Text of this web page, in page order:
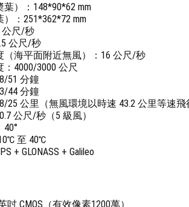
）：148*90*62 mm
：251*362*72 mm
公尺/秒
公尺/秒
（海平面附近無風）：16 公尺/秒
4000/3000 公尺
51 分鐘
44 分鐘
25 公里（無風環境以時速 43.2 公里等速飛
公尺/秒（5 級風）
至 40℃
+ GLONASS + Galileo
CMOS（有效像素1200萬）